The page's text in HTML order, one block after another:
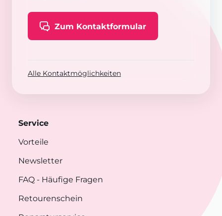
Zum Kontaktformular
Alle Kontaktmöglichkeiten
Service
Vorteile
Newsletter
FAQ - Häufige Fragen
Retourenschein